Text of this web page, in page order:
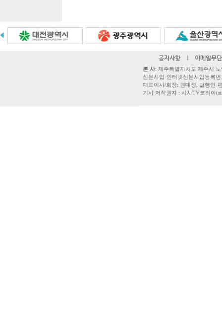
공지사항 l 이메일무
본 사: 제주특별자치도 제주시
신문사업·인터넷신문사업등록
대표이사/회장: 권대정, 발행인·
기사 저작권자 : 시사TV코리아